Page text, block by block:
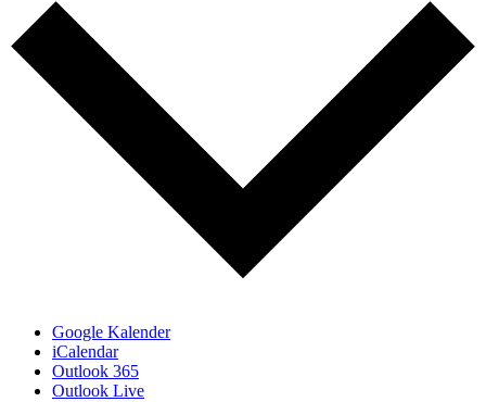
Google Kalender
iCalendar
Outlook 365
Outlook Live